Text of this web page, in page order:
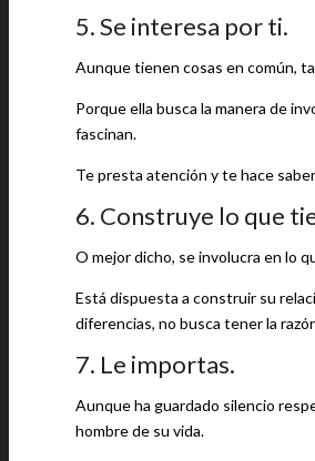
5. Se interesa por ti.
Aunque tienen cosas en común,
Porque ella busca la manera de
fascinan.
Te presta atención y te hace
6. Construye lo que
O mejor dicho, se involucra en lo
Está dispuesta a construir su
diferencias, no busca tener la
7. Le importas.
Aunque ha guardado silencio
hombre de su vida.